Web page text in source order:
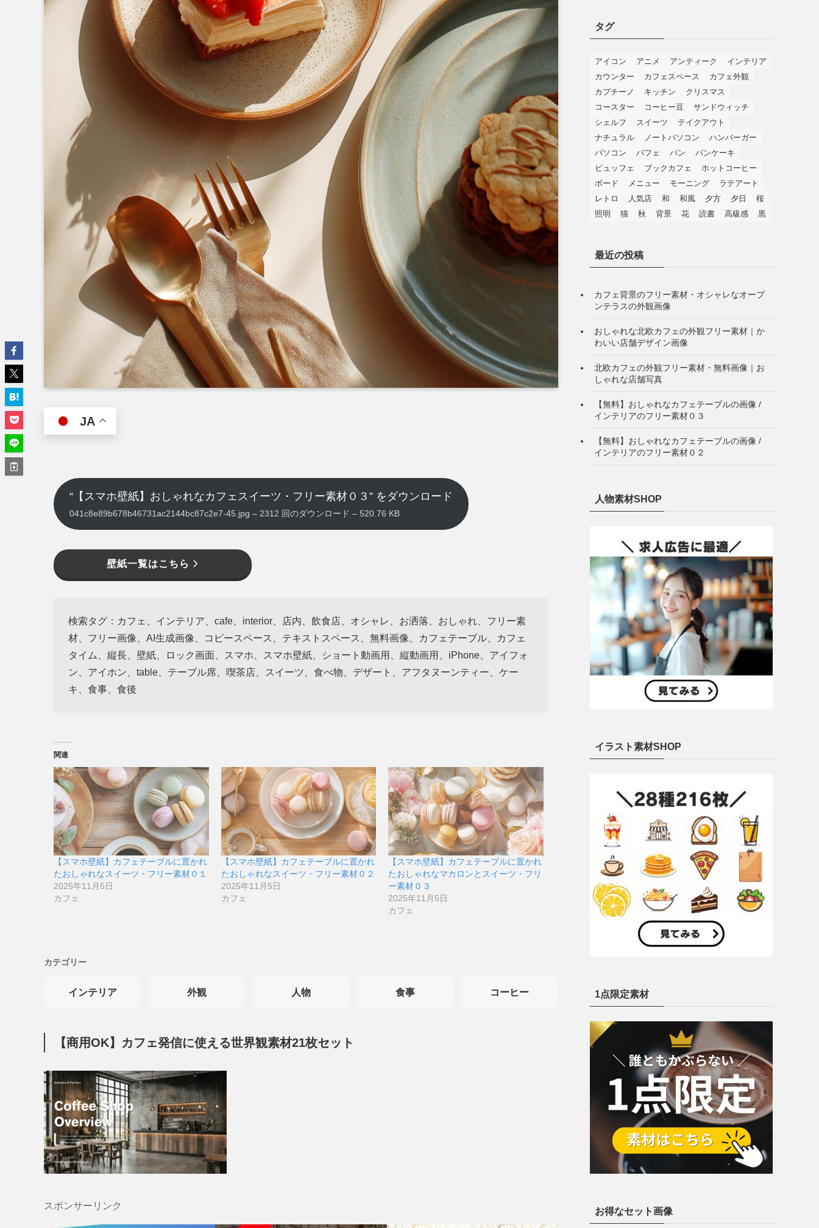
JA
“【スマホ壁紙】おしゃれなカフェスイーツ・フリー素材０３” をダウンロード
041c8e89b678b46731ac2144bc87c2e7-45.jpg – 2312 回のダウンロード – 520.76 KB
壁紙一覧はこちら
検索タグ：カフェ、インテリア、cafe、interior、店内、飲食店、オシャレ、お洒落、おしゃれ、フリー素
材、フリー画像、AI生成画像、コピースペース、テキストスペース、無料画像、カフェテーブル、カフェ
タイム、縦長、壁紙、ロック画面、スマホ、スマホ壁紙、ショート動画用、縦動画用、iPhone、アイフォ
ン、アイホン、table、テーブル席、喫茶店、スイーツ、食べ物、デザート、アフタヌーンティー、ケー
キ、食事、食後
関連
【スマホ壁紙】カフェテーブルに置かれ
たおしゃれなスイーツ・フリー素材０１
2025年11月5日
カフェ
【スマホ壁紙】カフェテーブルに置かれ
たおしゃれなスイーツ・フリー素材０２
2025年11月5日
カフェ
【スマホ壁紙】カフェテーブルに置かれ
たおしゃれなマカロンとスイーツ・フリ
ー素材０３
2025年11月5日
カフェ
カテゴリー
インテリア 外観 人物 食事 コーヒー
【商用OK】カフェ発信に使える世界観素材21枚セット
スポンサーリンク
タグ
アイコン アニメ アンティーク
インテリア
カウンター
カフェスペース
カフェ外観
カプチーノ
キッチン
クリスマス
コースター
コーヒー豆
サンドウィッチ
シェルフ
スイーツ
テイクアウト
ナチュラル
ノートパソコン
ハンバーガー
パソコン
パフェ パン
パンケーキ
ビュッフェ
ブックカフェ
ホットコーヒー
ボード
メニュー モーニング
ラテアート
レトロ
人気店 和 和風 夕方 夕日
桜
照明
猫 秋 背景 花 読書 高級感 黒
最近の投稿
カフェ背景のフリー素材・オシャレなオープ
ンテラスの外観画像
おしゃれな北欧カフェの外観フリー素材｜か
わいい店舗デザイン画像
北欧カフェの外観フリー素材・無料画像｜お
しゃれな店舗写真
【無料】おしゃれなカフェテーブルの画像 /
インテリアのフリー素材０３
【無料】おしゃれなカフェテーブルの画像 /
インテリアのフリー素材０２
人物素材SHOP
イラスト素材SHOP
1点限定素材
お得なセット画像